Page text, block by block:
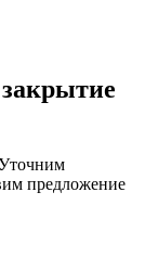
предложение